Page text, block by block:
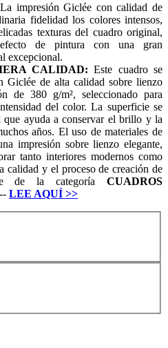
La impresión Giclée con calidad de
fidelidad los colores intensos,
texturas del cuadro original,
de pintura con una gran
excepcional.
CALIDAD: Este cuadro se
Giclée de alta calidad sobre lienzo
de 380 g/m², seleccionado para
del color. La superficie se
que ayuda a conservar el brillo y la
años. El uso de materiales de
impresión sobre lienzo elegante,
tanto interiores modernos como
calidad y el proceso de creación de
de la categoría CUADROS
-- LEE AQUÍ >>